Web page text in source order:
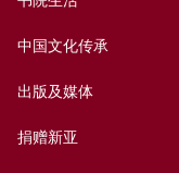
中国文化传承
出版及媒体
捐赠新亚